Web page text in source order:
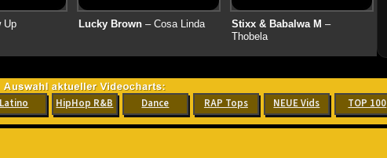
Up Lucky Brown– Cosa Linda Stixx & Babalwa M –
Thobela
Latino HipHop R&B Dance RAP Tops NEUE Vids TOP 100